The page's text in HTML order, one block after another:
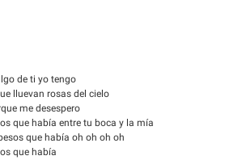
de ti yo tengo
lluevan rosas del cielo
me desespero
que había entre tu boca y la mía
que había oh oh oh oh
que había